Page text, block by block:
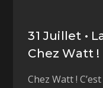
31 Juillet •
Chez Watt !
Chez Watt !